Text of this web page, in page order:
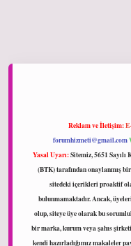
Reklam ve İletişim:
forumhizmeti@gmail.com
Yasal Uyarı:Sitemiz, 5651
(BTK) tarafından onaylanmış
sitedeki içerikleri proaktif
bulunmamaktadır. Ancak,
olup, siteye üye olarak bu
bir marka, kurum veya şahıs
kendi hazırladığımız makaleler